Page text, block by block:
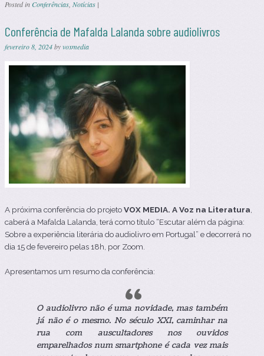
Posted inConferências Notícias |
Conferência de Mafalda Lalanda sobre audiolivros
fevereiro 8, 2024byvoxmedia
A próxima conferência do projetoVOX MEDIA. A Voz na Literatura
caberá a Mafalda Lalanda, terá como título “Escutar além da página:
Sobre a experiência literária do audiolivro em Portugal” e decorrerá no
dia 15 de fevereiro pelas 18h, por Zoom.
Apresentamos um resumo da conferência:
O audiolivro não é uma novidade, mas também
já não é o mesmo. No século XXI, caminhar na
rua com auscultadores nos ouvidos
emparelhados num smartphone é cada vez mais